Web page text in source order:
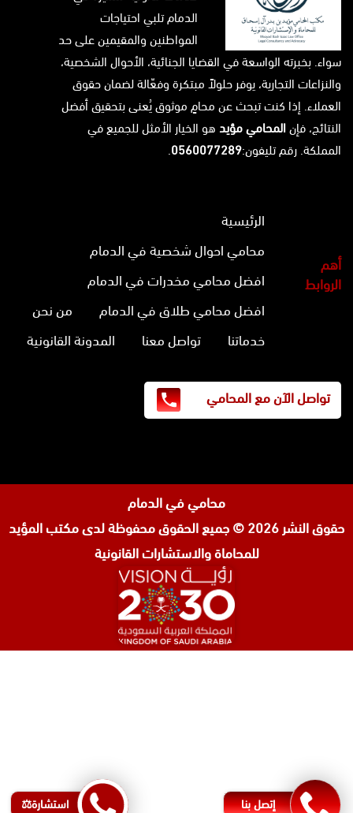
الدمام تلبي احتياجات
المواطنين والمقيمين على حد
سواء. بخبرته الواسعة في القضايا الجنائية، الأحوال الشخصية،
والنزاعات التجارية، يوفر حلولاً مبتكرة وفعّالة لضمان حقوق
العملاء. إذا كنت تبحث عن محامٍ موثوق يُعنى بتحقيق أفضل
النتائج، فإنالمحامي مؤيد هو الخيار الأمثل للجميع في
المملكة. رقم تليفون:0560077289
.
أهم
الروابط
الرئيسية
محامي احوال شخصية في الدمام
افضل محامي مخدرات في الدمام
افضل محامي طلاق في الدمام
من نحن
خدماتنا
تواصل معنا المدونة القانونية
تواصل الآن مع المحامي
محامي في الدمام
حقوق النشر 2026 © جميع الحقوق محفوظة لدى
مكتب المؤيد
للمحاماة والاستشارات القانونية
إتصل بنا استشارة⚖️
محامي شرعي في البحرين